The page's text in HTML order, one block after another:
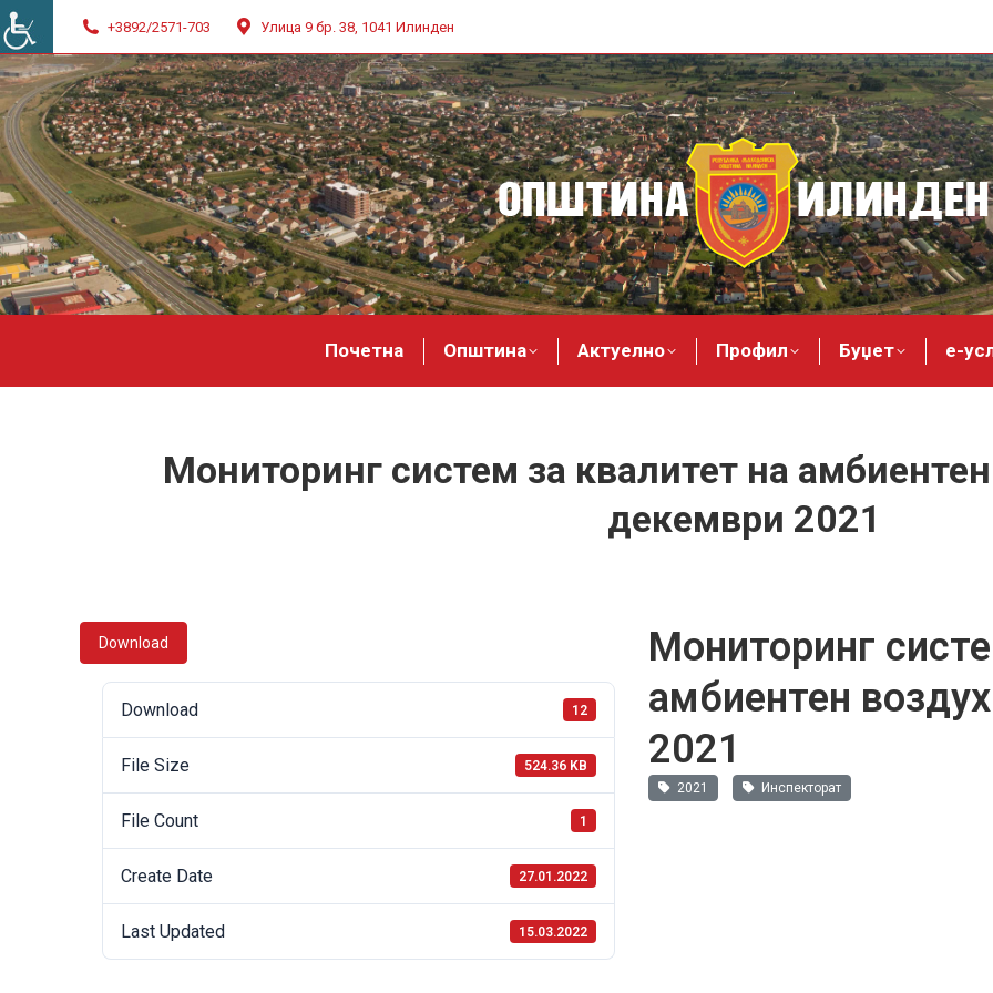
+3892/2571-703 Улица 9 бр. 38, 1041 Илинден
Почетна Општина Актуелно Профил Буџет е-
Мониторинг систем за квалитет на
декември 2021
Download
Download 12
File Size 524.36 KB
File Count 1
Create Date 27.01.2022
Last Updated 15.03.2022
Мониторинг
амбиентен
2021
2021 Инспекторат